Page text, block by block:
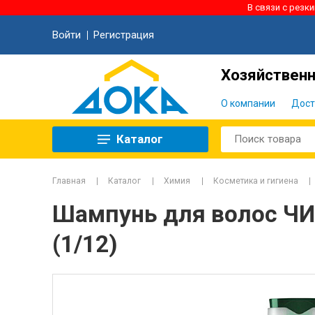
В связи с
Войти Регистрация
О компании
Каталог
Главная Каталог Химия Косметика и гигиена
Шампунь для волос
(1/12)